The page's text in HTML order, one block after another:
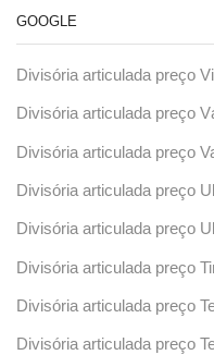
GOOGLE
Divisória articulada preço
Divisória articulada preço
Divisória articulada preço
Divisória articulada preço
Divisória articulada preço
Divisória articulada preço
Divisória articulada preço
Divisória articulada preço